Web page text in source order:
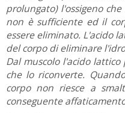
prolungato) l'ossigeno
non è sufficiente ed il
essere eliminato. L'acido
del corpo di eliminare
Dal muscolo l'acido
che lo riconverte.
corpo non riesce a
conseguente